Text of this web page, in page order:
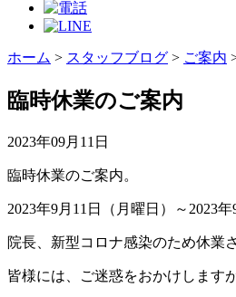
ホーム > スタッフブログ > ご案内
臨時休業のご案内
2023年09月11日
臨時休業のご案内。
2023年9月11日（月曜日）～2023年
院長、新型コロナ感染のため休業
皆様には、ご迷惑をおかけしますが